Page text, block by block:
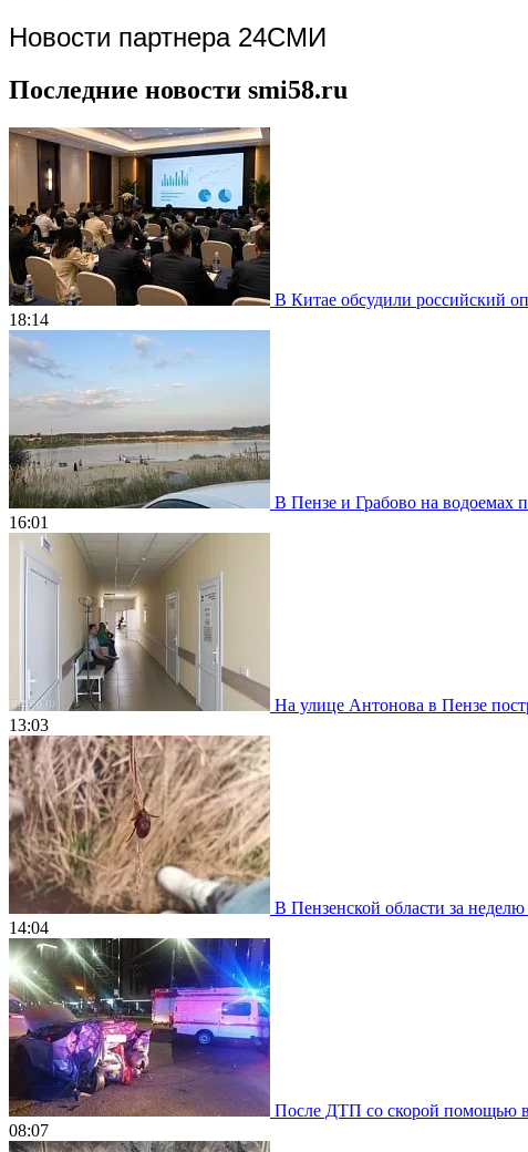
Новости партнера 24СМИ
Последние новости smi58.ru
В Китае обсудили российский
18:14
В Пензе и Грабово на водоемах
16:01
На улице Антонова в Пензе
13:03
В Пензенской области за
14:04
После ДТП со скорой помощью в
08:07